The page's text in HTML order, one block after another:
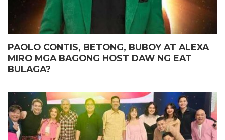
PAOLO CONTIS, BETONG, BUBOY AT ALEXA
MIRO MGA BAGONG HOST DAW NG EAT
BULAGA?